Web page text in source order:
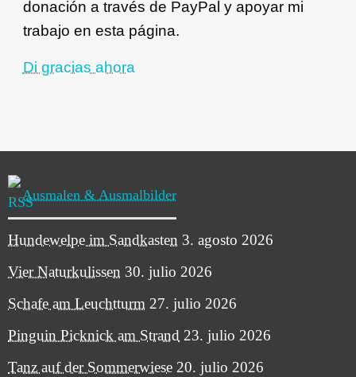
donación a través de PayPal y apoyar mi
trabajo en esta página.
Di gracias ahora
Ausmalen & Ausmalbilder
Hundewelpe im Sandkasten 3. agosto 2026
Vier Naturkulissen 30. julio 2026
Schafe am Leuchtturm 27. julio 2026
Pinguin Picknick am Strand 23. julio 2026
Tanz auf der Sommerwiese 20. julio 2026